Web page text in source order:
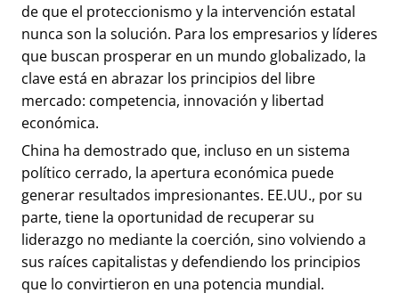
de que el proteccionismo y la intervención estatal
nunca son la solución. Para los empresarios y líderes
que buscan prosperar en un mundo globalizado, la
clave está en abrazar los principios del libre
mercado: competencia, innovación y libertad
económica.
China ha demostrado que, incluso en un sistema
político cerrado, la apertura económica puede
generar resultados impresionantes. EE.UU., por su
parte, tiene la oportunidad de recuperar su
liderazgo no mediante la coerción, sino volviendo a
sus raíces capitalistas y defendiendo los principios
que lo convirtieron en una potencia mundial.